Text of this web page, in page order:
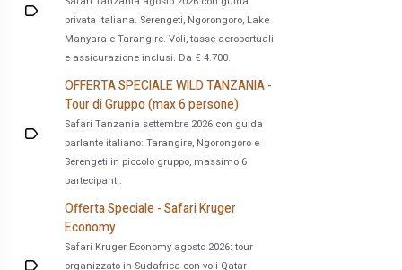
privata italiana. Serengeti, Ngorongoro, Lake
Manyara e Tarangire. Voli, tasse aeroportuali
e assicurazione inclusi. Da € 4.700.
OFFERTA SPECIALE WILD TANZANIA -
Tour di Gruppo (max 6 persone)
Safari Tanzania settembre 2026 con guida
parlante italiano: Tarangire, Ngorongoro e
Serengeti in piccolo gruppo, massimo 6
partecipanti.
Offerta Speciale - Safari Kruger
Economy
Safari Kruger Economy agosto 2026: tour
organizzato in Sudafrica con voli Qatar